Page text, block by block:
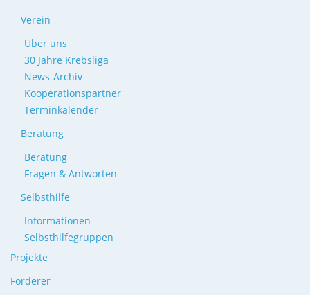
Verein
Über uns
30 Jahre Krebsliga
News-Archiv
Kooperationspartner
Terminkalender
Beratung
Beratung
Fragen & Antworten
Selbsthilfe
Informationen
Selbsthilfegruppen
Projekte
Förderer